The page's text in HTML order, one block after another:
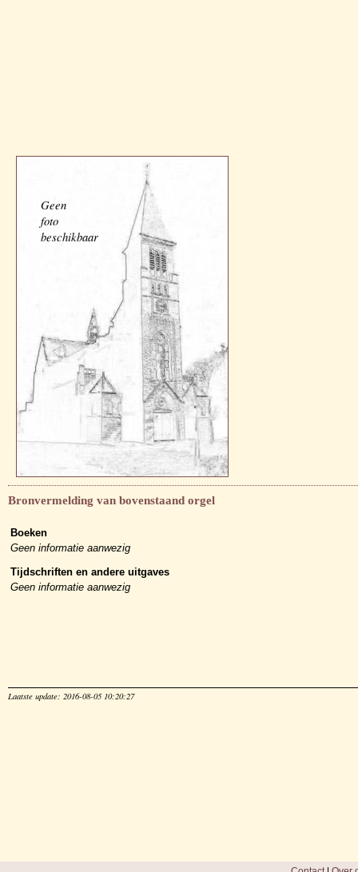
Geen
foto
beschikbaar
Bronvermelding van bovenstaand orgel
Boeken
Geen informatie aanwezig
Tijdschriften en andere uitgaves
Geen informatie aanwezig
Laatste update: 2016-08-05 10:20:27